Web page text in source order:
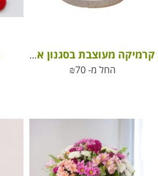
קרמיקה מעוצבת בסגנון אבן וינטג’
החל מ-
₪70